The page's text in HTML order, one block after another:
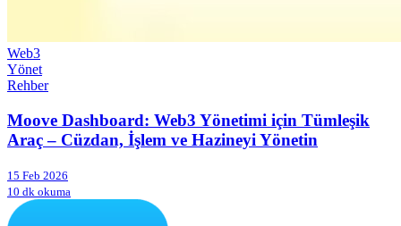
Web3
Yönet
Rehber
Moove Dashboard: Web3 Yönetimi için Tümleşik
Araç – Cüzdan, İşlem ve Hazineyi Yönetin
15 Feb 2026
10 dk okuma